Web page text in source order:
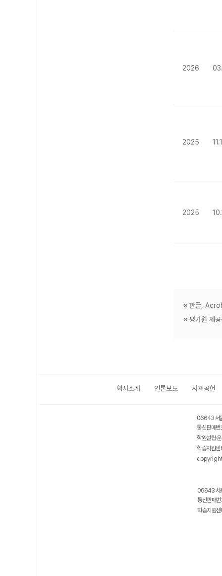
2026
2025
2025
※ 한글,
※ 평가원 제
회사소개 언론보도 사회공헌
06643 서
통신판매
학원설립·
학습지원
06643 서
통신판매
학습지원